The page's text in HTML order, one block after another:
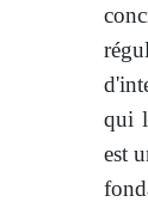
qui
est